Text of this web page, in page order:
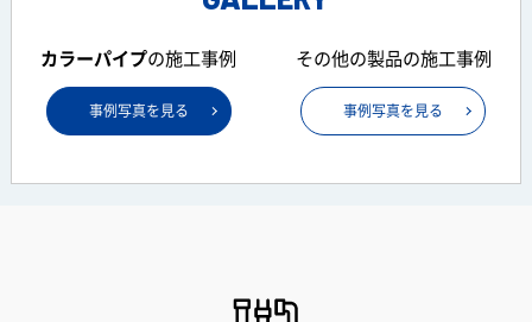
カラーパイプの施工事例
事例写真を見る
その他の製品の施工事例
事例写真を見る